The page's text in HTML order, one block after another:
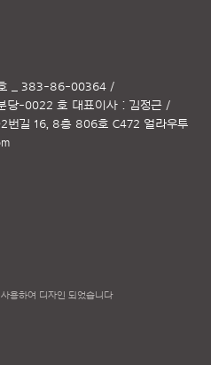
_ 383-86-00364 /
당-0022 호 대표이사 : 김정근 /
번길 16, 8층 806호 C472 얼라우투
용하여 디자인 되었습니다